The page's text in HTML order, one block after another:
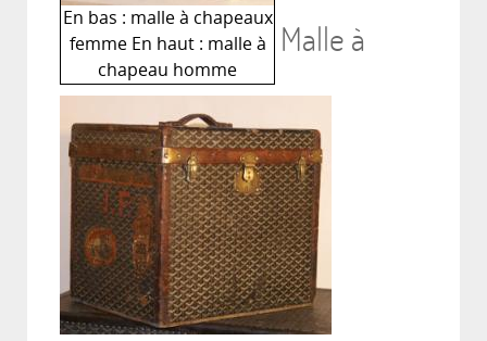
En bas : malle à chapeaux
femme En haut : malle à
chapeau homme
Malle à